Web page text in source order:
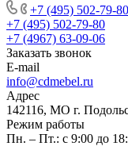
+7 (495) 502-79-80
+7 (495) 502-79-80
+7 (4967) 63-09-06
Заказать звонок
E-mail
info@cdmebel.ru
Адрес
142116, МО г.
Режим работы
Пн. – Пт.: с 9:00 до